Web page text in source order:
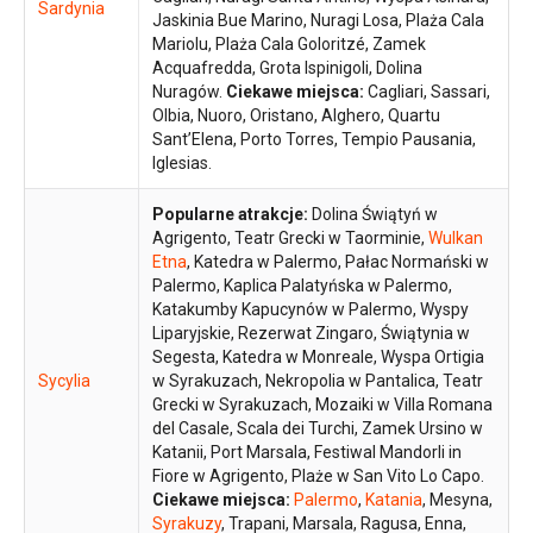
Sardynia
Jaskinia Bue Marino, Nuragi Losa, Plaża Cala
Mariolu, Plaża Cala Goloritzé, Zamek
Acquafredda, Grota Ispinigoli, Dolina
Nuragów. Ciekawe miejsca: Cagliari, Sassari,
Olbia, Nuoro, Oristano, Alghero, Quartu
Sant’Elena, Porto Torres, Tempio Pausania,
Iglesias.
Sycylia
Popularne atrakcje: Dolina Świątyń w
Agrigento, Teatr Grecki w Taorminie, Wulkan
Etna, Katedra w Palermo, Pałac Normański w
Palermo, Kaplica Palatyńska w Palermo,
Katakumby Kapucynów w Palermo, Wyspy
Liparyjskie, Rezerwat Zingaro, Świątynia w
Segesta, Katedra w Monreale, Wyspa Ortigia
w Syrakuzach, Nekropolia w Pantalica, Teatr
Grecki w Syrakuzach, Mozaiki w Villa Romana
del Casale, Scala dei Turchi, Zamek Ursino w
Katanii, Port Marsala, Festiwal Mandorli in
Fiore w Agrigento, Plaże w San Vito Lo Capo.
Ciekawe miejsca: Palermo, Katania, Mesyna,
Syrakuzy, Trapani, Marsala, Ragusa, Enna,